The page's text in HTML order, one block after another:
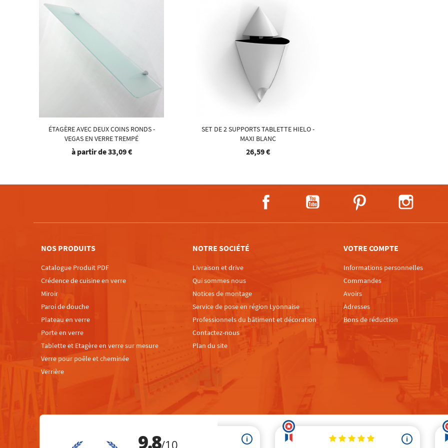
ÉTAGÈRE AVEC DEUX COINS RONDS -
VEGAS EN VERRE TREMPÉ
à partir de33,09 €
SET DE 2 SUPPORTS TABLETTE HIELO -
MAXI BLANC
26,59 €
Facebook Pinterest
NOS PRODUITS
Catalogue Produit PDF
Crédence de cuisine en verre
Miroir
Paroi de douche
Plateau en verre
Porte en verre
Tablette et Etagère en verre sur mesure
Verre pour poêle et cheminée
Verrière
NOTRE SOCIÉTÉ
Livraison et drive
Qui sommes nous
Notices de montage
Service de pose en région Lyonnaise
Professionnels du bâtiment et décoration
Contactez-nous
Plan du site
VOTRE COMPTE
Informations personnelles
Commandes
Avoirs
Adresses
Bons de réduction